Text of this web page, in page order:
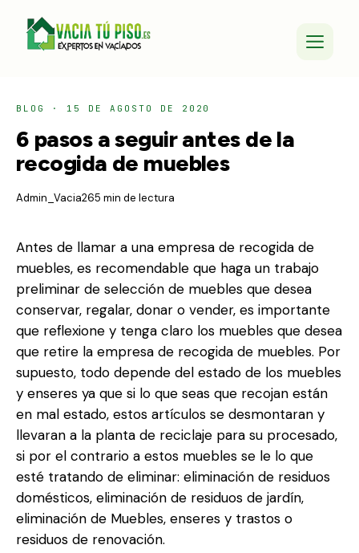
BLOG · 15 DE AGOSTO DE 2020
6 pasos a seguir antes de la
recogida de muebles
Admin_Vacia265 min de lectura
Antes de llamar a una empresa de recogida de
muebles, es recomendable que haga un trabajo
preliminar de selección de muebles que desea
conservar, regalar, donar o vender, es importante
que reflexione y tenga claro los muebles que desea
que retire la empresa de recogida de muebles. Por
supuesto, todo depende del estado de los muebles
y enseres ya que si lo que seas que recojan están
en mal estado, estos artículos se desmontaran y
llevaran a la planta de reciclaje para su procesado,
si por el contrario a estos muebles se le lo que
esté tratando de eliminar: eliminación de residuos
domésticos, eliminación de residuos de jardín,
eliminación de Muebles, enseres y trastos o
residuos de renovación.